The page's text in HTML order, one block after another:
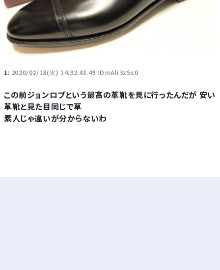
1: 2020/02/18(火) 14:32:43.49 ID:nAli3zSs0
この前ジョンロブという最高の革靴を見に行ったんだが 安い
革靴と見た目同じで草
素人じゃ違いが分からないわ